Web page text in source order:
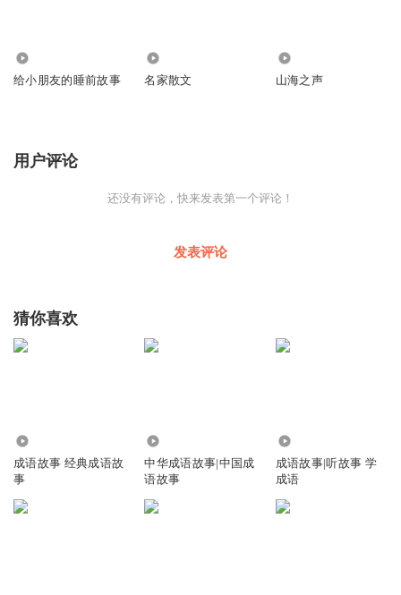
给小朋友的睡前故事 名家散文 山海之声
用户评论
还没有评论，快来发表第一个评论！
发表评论
猜你喜欢
成语故事 经典成语故
事
中华成语故事|中国成
语故事
成语故事|听故事 学
成语